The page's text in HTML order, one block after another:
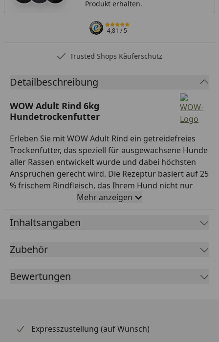
Produkt erhalten.
4,81/ 5
Trusted Shops Käuferschutz
Detailbeschreibung
WOW Adult Rind 6kg
Hundetrockenfutter
Erleben Sie mit WOW Adult Rind ein getreidefreies
Trockenfutter, das speziell für ausgewachsene Hunde
aller Rassen entwickelt wurde und dabei höchsten
Ansprüchen gerecht wird. Die Rezeptur basiert auf 25
% frischem Rindfleisch, das Ihrem Hund nicht nur
wertvolle Proteine liefert, sondern auch für
unwiderstehlichen Geschmack sorgt. Ergänzt wird
dieses single-Protein Futter durch vitalstoffreiches
Kartoffeln und Süßkartoffeln – perfekt abgestimmt
auf sensible Mägen. Natürliche Präbiotika wie FOS
Begleiters, während Omega-3- und Omega-6-
Hund pure Energie und Wohlbefinden – ein
Mehr anzeigen
Inhaltsangaben
Zubehör
Bewertungen
Expresszustellung (auf Wunsch)